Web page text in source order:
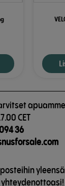
CET
36